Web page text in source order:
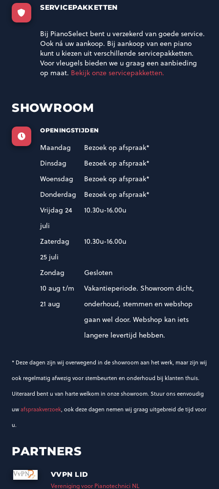
SERVICEPAKKETTEN
Bij PianoSelect bent u verzekerd van goede service.
Ook ná uw aankoop. Bij aankoop van een piano
kunt u kiezen uit verschillende servicepakketten.
Voor vleugels bieden we u graag een aanbieding
op maat. Bekijk onze servicepakketten.
SHOWROOM
OPENINGSTIJDEN
Maandag
Bezoek op afspraak*
Dinsdag
Bezoek op afspraak*
Woensdag
Bezoek op afspraak*
Donderdag
Bezoek op afspraak*
Vrijdag 24
juli
10.30u-16.00u
Zaterdag
25 juli
10.30u-16.00u
Zondag
Gesloten
10 aug t/m
21 aug
Vakantieperiode. Showroom dicht,
onderhoud, stemmen en webshop
gaan wel door. Webshop kan iets
langere levertijd hebben.
* Deze dagen zijn wij overwegend in de showroom aan het werk, maar zijn wij
ook regelmatig afwezig voor stembeurten en onderhoud bij klanten thuis.
Uiteraard bent u van harte welkom in onze showroom. Stuur ons eenvoudig
uwafspraakverzoek, ook deze dagen nemen wij graag uitgebreid de tijd voor
u.
PARTNERS
VVPN LID
Vereniging voor Pianotechnici NL